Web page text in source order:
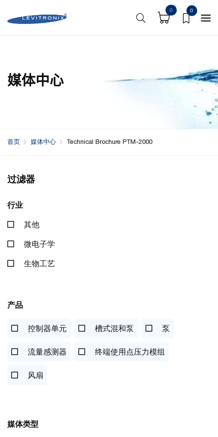
0 0
媒体中心
首页 媒体中心 Technical Brochure PTM-2000
过滤器
行业
其他
微电子学
生物工艺
产品
控制器单元 槽式混和泵 泵
流量感测器 终端使用点压力模组
风扇
媒体类型